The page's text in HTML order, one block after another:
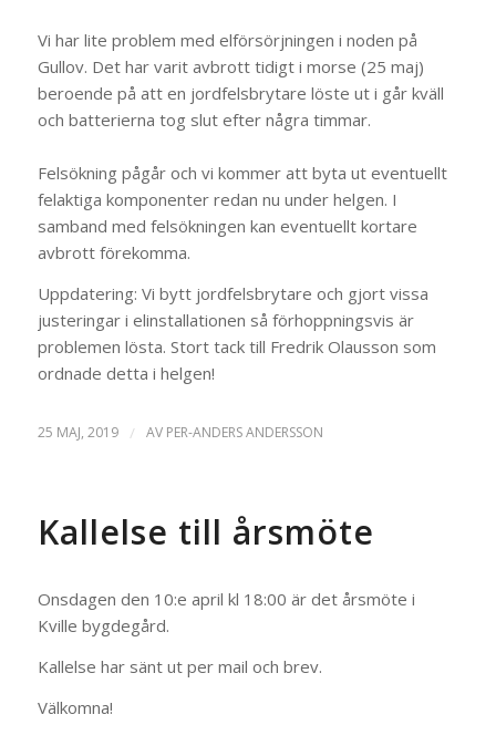
Vi har lite problem med elförsörjningen i noden på
Gullov. Det har varit avbrott tidigt i morse (25 maj)
beroende på att en jordfelsbrytare löste ut i går kväll
och batterierna tog slut efter några timmar.
Felsökning pågår och vi kommer att byta ut eventuellt
felaktiga komponenter redan nu under helgen. I
samband med felsökningen kan eventuellt kortare
avbrott förekomma.
Uppdatering: Vi bytt jordfelsbrytare och gjort vissa
justeringar i elinstallationen så förhoppningsvis är
problemen lösta. Stort tack till Fredrik Olausson som
ordnade detta i helgen!
25 MAJ, 2019 / AV PER-ANDERS ANDERSSON
Kallelse till årsmöte
Onsdagen den 10:e april kl 18:00 är det årsmöte i
Kville bygdegård.
Kallelse har sänt ut per mail och brev.
Välkomna!